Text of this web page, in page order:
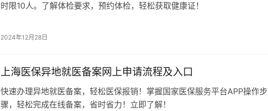
时限10人。了解体检要求，预约体检，轻松获取健康证！
2024年12月28日
上海医保异地就医备案网上申请流程及入口
快速办理异地就医备案，轻松医保报销！掌握国家医保服务平台APP操作步
骤，轻松完成在线备案，省时省力！立即了解！